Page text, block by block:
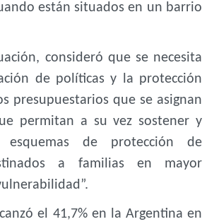
están situados en un barrio
consideró que se necesita
de políticas y la protección
presupuestarios que se asignan
permitan a su vez sostener y
esquemas de protección de
a familias en mayor
el 41,7% en la Argentina en